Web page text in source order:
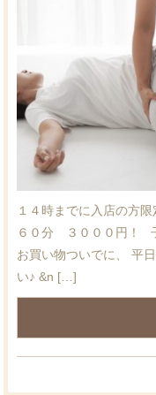
１４時までに入店の方
６０分 ３０００円！
お買い物ついでに、 平
い♪ &n […]